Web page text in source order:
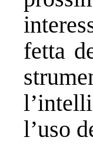
fetta
l’uso